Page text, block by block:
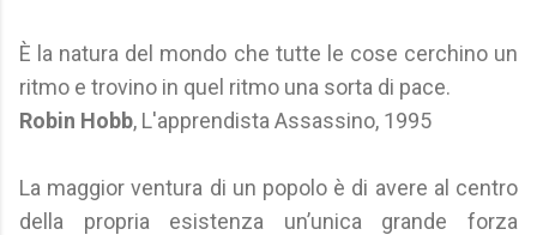
È la natura del mondo che tutte le cose cerchino un
ritmo e trovino in quel ritmo una sorta di pace.
Robin Hobb, L'apprendista Assassino, 1995
La maggior ventura di un popolo è di avere al centro
della propria esistenza un’unica grande forza